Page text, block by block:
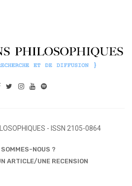
- ISSN 2105-0864
SOMMES-NOUS ?
ARTICLE/UNE RECENSION